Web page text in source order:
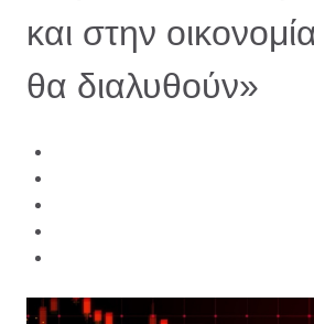
και στην
θα διαλυθούν»